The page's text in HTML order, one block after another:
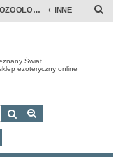
KRYPTOZOOLOGIA INNE
Świat·
ezoteryczny online
Szukaj